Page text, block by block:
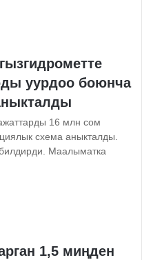
уурдоо боюнча
16 млн сом
схема аныкталды.
Маалыматка
1,5 миңден